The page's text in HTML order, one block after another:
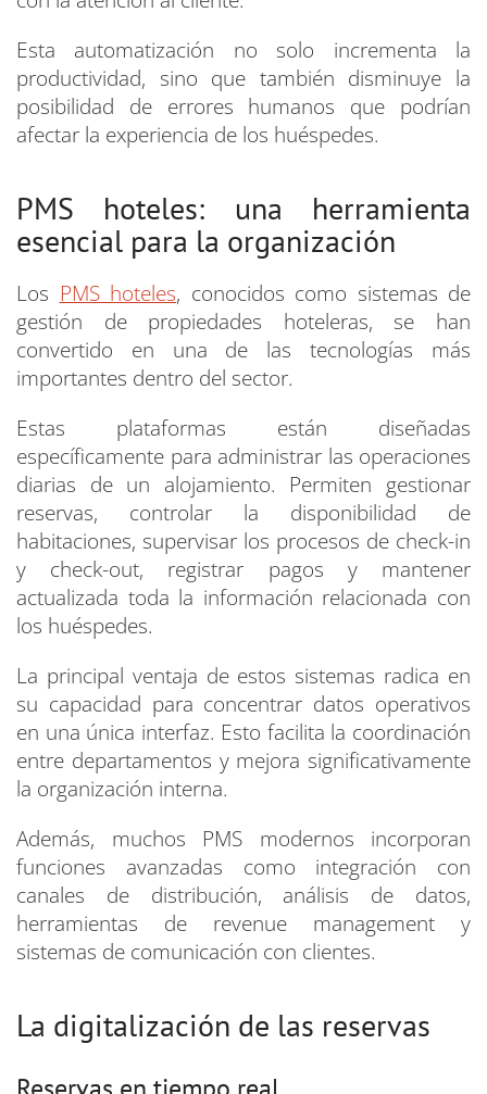
Esta automatización no solo incrementa la
productividad, sino que también disminuye la
posibilidad de errores humanos que podrían
afectar la experiencia de los huéspedes.
PMS hoteles: una herramienta
esencial para la organización
Los PMS hoteles, conocidos como sistemas de
gestión de propiedades hoteleras, se han
convertido en una de las tecnologías más
importantes dentro del sector.
Estas plataformas están diseñadas
específicamente para administrar las operaciones
diarias de un alojamiento. Permiten gestionar
reservas, controlar la disponibilidad de
habitaciones, supervisar los procesos de check-in
y check-out, registrar pagos y mantener
actualizada toda la información relacionada con
los huéspedes.
La principal ventaja de estos sistemas radica en
su capacidad para concentrar datos operativos
en una única interfaz. Esto facilita la coordinación
entre departamentos y mejora significativamente
la organización interna.
Además, muchos PMS modernos incorporan
funciones avanzadas como integración con
canales de distribución, análisis de datos,
herramientas de revenue management y
sistemas de comunicación con clientes.
La digitalización de las reservas